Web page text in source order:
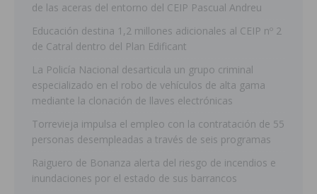
de las aceras del entorno del CEIP Pascual Andreu
Educación destina 1,2 millones adicionales al CEIP nº 2
de Catral dentro del Plan Edificant
La Policía Nacional desarticula un grupo criminal
especializado en el robo de vehículos de alta gama
mediante la clonación de llaves electrónicas
Torrevieja impulsa el empleo con la contratación de 55
personas desempleadas a través de seis programas
Raiguero de Bonanza alerta del riesgo de incendios e
inundaciones por el estado de sus barrancos